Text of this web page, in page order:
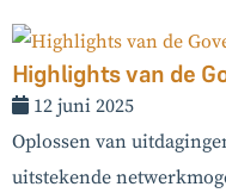
Highlights van de
12 juni 2025
Oplossen van
uitstekende